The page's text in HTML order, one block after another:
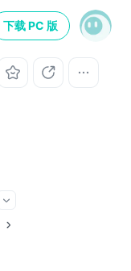
下载 PC 版